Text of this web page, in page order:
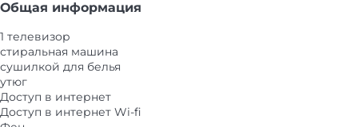
Общая информация
1 телевизор
стиральная машина
сушилкой для белья
утюг
Доступ в интернет
Доступ в интернет Wi-fi